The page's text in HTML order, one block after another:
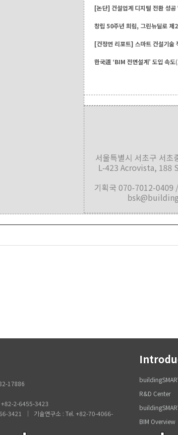
[논단] 건설업계 디지털 전환 성공
창립 50주년 희림, 그린뉴딜로 제
[건정연 리포트] 스마트 건설기술
한국道 ‘BIM 전면설계’ 도입 속도
서울특별시 서초구 서
L-423 Acrovista, 188
기획국 070-7012-0409
17886
2-6455-3423
3421 │ 기술연구소 : Tel. +82-70-4066-
R&D Center
BIM Overview